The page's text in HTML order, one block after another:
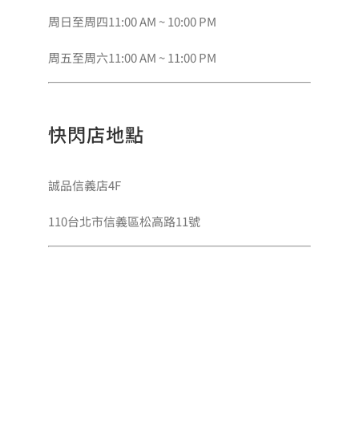
周日至周四11:00 AM ~ 10:00 PM
周五至周六11:00 AM ~ 11:00 PM
快閃店地點
誠品信義店4F
110台北市信義區松高路11號